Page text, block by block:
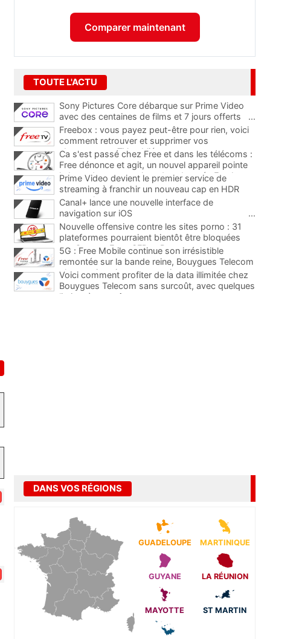
Comparer maintenant
TOUTE L'ACTU
Sony Pictures Core débarque sur Prime Video
avec des centaines de films et 7 jours offerts
...
Freebox : vous payez peut-être pour rien, voici
comment retrouver et supprimer vos
abonnements TV oubliés
...
Ca s'est passé chez Free et dans les télécoms :
Free dénonce et agit, un nouvel appareil pointe
le bout de son nez chez des abonnés Freebox...
Prime Video devient le premier service de
streaming à franchir un nouveau cap en HDR
avec ce lancement
Canal+ lance une nouvelle interface de
navigation sur iOS
...
Nouvelle offensive contre les sites porno : 31
plateformes pourraient bientôt être bloquées
par Orange, Free, SFR et Bouygues
5G : Free Mobile continue son irrésistible
remontée sur la bande reine, Bouygues Telecom
plus que jamais sous pression
Voici comment profiter de la data illimitée chez
Bouygues Telecom sans surcoût, avec quelques
limites à connaître
DANS VOS RÉGIONS
GUADELOUPE MARTINIQUE
GUYANE LA RÉUNION
MAYOTTE ST MARTIN